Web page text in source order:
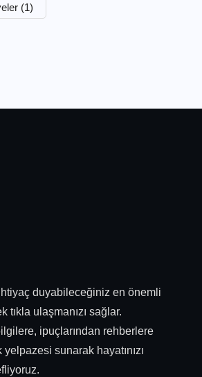
(1)
duyabileceğiniz en önemli
tıkla ulaşmanızı sağlar.
ipuçlarından rehberlere
sunarak hayatınızı